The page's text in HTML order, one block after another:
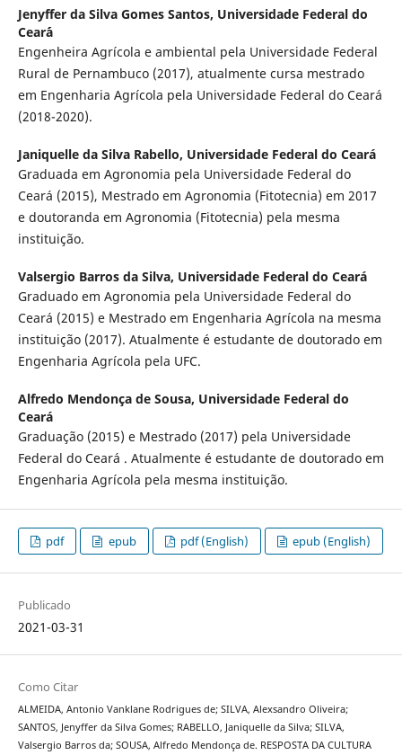
Jenyffer da Silva Gomes Santos, Universidade Federal do
Cear´´a
Engenheira Agrícola e ambiental pela Universidade Federal
Rural de Pernambuco (2017), atualmente cursa mestrado
em Engenharia Agrícola pela Universidade Federal do Ceará
(2018-2020).
Janiquelle da Silva Rabello, Universidade Federal do Ceará
Graduada em Agronomia pela Universidade Federal do
Ceará (2015), Mestrado em Agronomia (Fitotecnia) em 2017
e doutoranda em Agronomia (Fitotecnia) pela mesma
instituição.
Valsergio Barros da Silva, Universidade Federal do Ceará
Graduado em Agronomia pela Universidade Federal do
Ceará (2015) e Mestrado em Engenharia Agrícola na mesma
instituição (2017). Atualmente é estudante de doutorado em
Engenharia Agrícola pela UFC.
Alfredo Mendonça de Sousa, Universidade Federal do
Ceará
Graduação (2015) e Mestrado (2017) pela Universidade
Federal do Ceará . Atualmente é estudante de doutorado em
Engenharia Agrícola pela mesma instituição.
pdf epub pdf (English) epub (English)
Publicado
2021-03-31
Como Citar
ALMEIDA, Antonio Vanklane Rodrigues de; SILVA, Alexsandro Oliveira;
SANTOS, Jenyffer da Silva Gomes; RABELLO, Janiquelle da Silva; SILVA,
Valsergio Barros da; SOUSA, Alfredo Mendonça de. RESPOSTA DA CULTURA